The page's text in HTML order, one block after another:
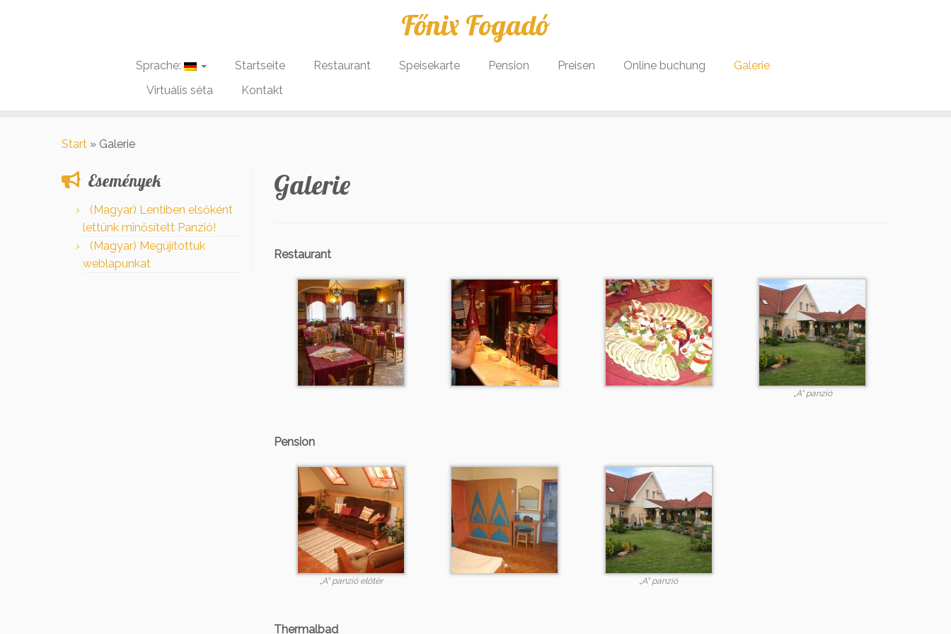
Főnix Fogadó
Sprache: Startseite Restaurant Speisekarte Pension Preisen Online buchung
Galerie
Virtuális séta
Kontakt
Start » Galerie
Események
(Magyar) Lentiben elsőként
lettünk minősített Panzió!
(Magyar) Megújítottuk
weblapunkat
Galerie
Restaurant
„A“ panzió
Pension
„A“ panzió előtér „A“ panzió
Thermalbad